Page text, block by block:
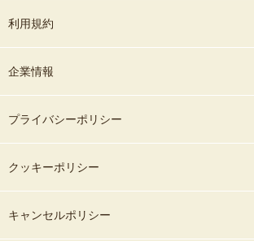
利用規約
企業情報
プライバシーポリシー
クッキーポリシー
キャンセルポリシー